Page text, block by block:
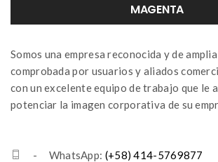
MAGENTA
Somos una empresa reconocida y de
comprobada por usuarios y aliados
con un excelente equipo de trabajo que le
potenciar la imagen corporativa de su
- WhatsApp: (+58) 414-5769877